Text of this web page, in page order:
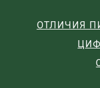
ОТЛИЧИЯ